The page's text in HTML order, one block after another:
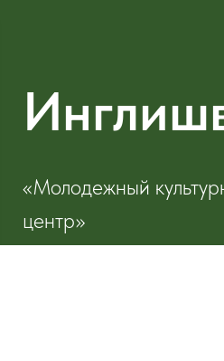
«Молодежный
центр»
г. Дедовск,